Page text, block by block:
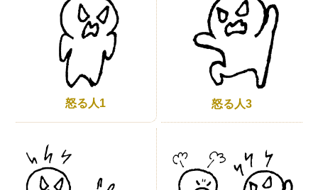
怒る人1 怒る人3